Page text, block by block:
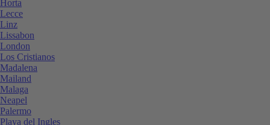
Horta
Lecce
Linz
Lissabon
London
Los Cristianos
Madalena
Mailand
Malaga
Neapel
Palermo
Playa del Ingles